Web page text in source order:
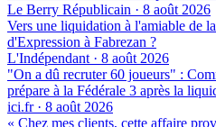
Le Berry Républicain · 8 août 2026
Vers une liquidation à l'amiable de
d'Expression à Fabrezan ?
L'Indépendant · 8 août 2026
"On a dû recruter 60 joueurs" :
prépare à la Fédérale 3 après la
ici.fr· 8 août 2026
« Chez mes clients, cette affaire